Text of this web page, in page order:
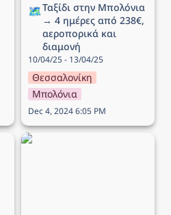
🗺️Ταξίδι στην Μπολόνια
→ 4 ημέρες από 238€,
αεροπορικά και
διαμονή
10/04/25 - 13/04/25
Θεσσαλονίκη
Μπολόνια
Dec 4, 2024 6:05 PM
Ταξίδι στην Νάπολη → 5